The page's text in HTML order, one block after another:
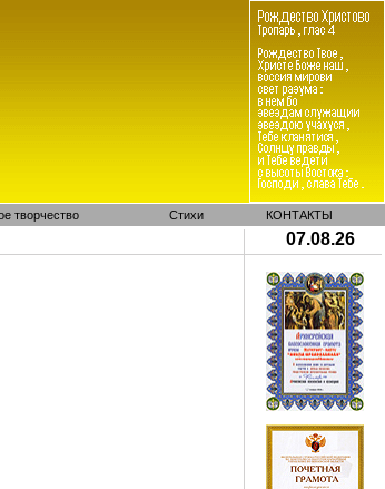
творчество Стихи КОНТАКТЫ
07.08.26